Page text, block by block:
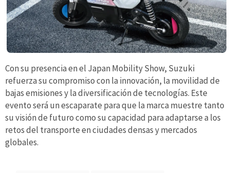
Con su presencia en el Japan Mobility Show, Suzuki
refuerza su compromiso con la innovación, la movilidad de
bajas emisiones y la diversificación de tecnologías. Este
evento será un escaparate para que la marca muestre tanto
su visión de futuro como su capacidad para adaptarse a los
retos del transporte en ciudades densas y mercados
globales.